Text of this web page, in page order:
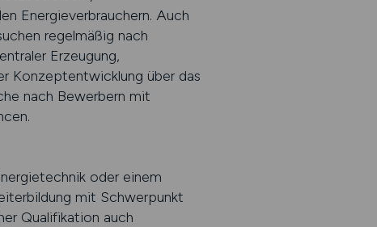
Energieverbrauchern. Auch
regelmäßig nach
Erzeugung,
Konzeptentwicklung über das
nach Bewerbern mit
oder einem
mit Schwerpunkt
Qualifikation auch